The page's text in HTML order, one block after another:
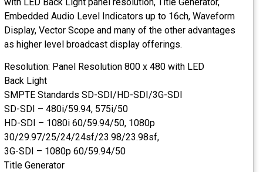
Embedded Audio Level Indicators up to 16ch, Waveform
Display, Vector Scope and many of the other advantages
as higher level broadcast display offerings.
Resolution: Panel Resolution 800 x 480 with LED
Back Light
SMPTE Standards SD-SDI/HD-SDI/3G-SDI
SD-SDI – 480i/59.94, 575i/50
HD-SDI – 1080i 60/59.94/50, 1080p
30/29.97/25/24/24sf/23.98/23.98sf,
3G-SDI – 1080p 60/59.94/50
Title Generator